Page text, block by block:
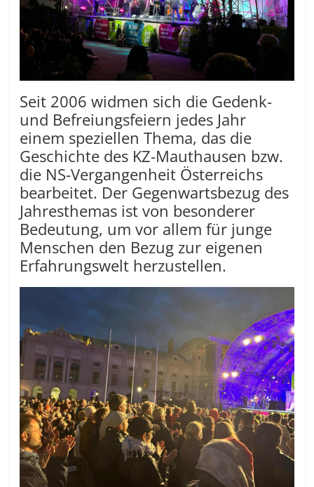
Seit 2006 widmen sich die Gedenk-
und Befreiungsfeiern jedes Jahr
einem speziellen Thema, das die
Geschichte des KZ-Mauthausen bzw.
die NS-Vergangenheit Österreichs
bearbeitet. Der Gegenwartsbezug des
Jahresthemas ist von besonderer
Bedeutung, um vor allem für junge
Menschen den Bezug zur eigenen
Erfahrungswelt herzustellen.